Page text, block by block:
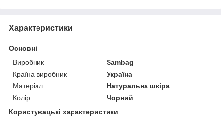
Характеристики
Основні
Виробник
Sambag
Країна виробник
Україна
Матеріал
Натуральна шкіра
Колір
Чорний
Користувацькі характеристики